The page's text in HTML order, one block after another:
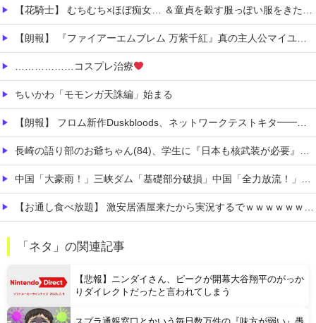
【花騎士】 むちむち×ほぼ痴女… ＆童貞を穀す服っぽい服をきたホウオウボクへの反応！！！
【朗報】 『ファイアーエムブレム 万紫千紅』真の主人公マイユニはキャラメイクが可能
………………コスプレ治療
ちいかわ「モモンガ天誅編」始まる
【朗報】 フロム新作Duskbloods、ネットワークテストキタ━━━━(゜∀゜)━━━━!!
長崎の語り部のお爺ちゃん(84)、学生に『日本も核武装が必要』と言われびっくり
中国「大豪雨！」三峡ダム「基礎部分破損」中国「全力放流！」台風13号「中国上陸予測」台風15号「中国接近（画像」中国「台風同時上陸！（穀物生産が壊滅危機」→
【お通し食べ放題】 激安居酒屋来たから実況するでｗｗｗｗｗｗｗｗ（画像あり）
「ネタ」の関連記事
【悲報】ニンダイさん、ピークが開幕大谷翔平のがっか
りダイレクトだったと言われてしまう